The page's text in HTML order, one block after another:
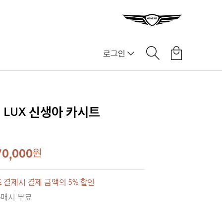
로그인
신생아 카시트
원
결제시 결제 금액의 5% 할인
시 무료